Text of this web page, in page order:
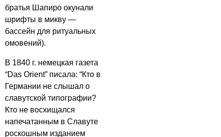
братья Шапиро окунали
шрифты в микву —
бассейн для ритуальных
омовений).
В 1840 г. немецкая газета
“Das Orient” писала: “Кто в
Германии не слышал о
славутской типографии?
Кто не восхищался
напечатанным в Славуте
роскошным изданием